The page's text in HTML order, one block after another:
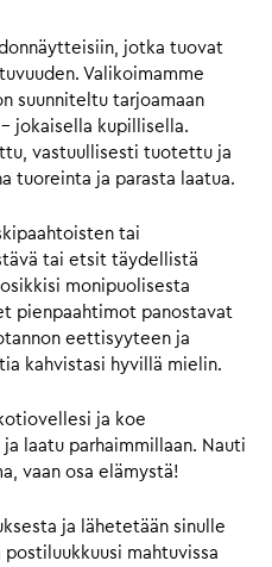
jotka tuovat
Valikoimamme
suunniteltu tarjoamaan
jokaisella kupillisella.
vastuullisesti tuotettu ja
tuoreinta ja parasta laatua.
tai
tai etsit täydellistä
monipuolisesta
pienpaahtimot panostavat
eettisyyteen ja
kahvistasi hyvillä mielin.
ja koe
laatu parhaimmillaan. Nauti
vaan osa elämystä!
ja lähetetään sinulle
mahtuvissa